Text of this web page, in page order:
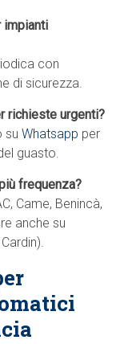
impianti
con
di sicurezza.
richieste urgenti?
suWhatsapp per
guasto.
frequenza?
Came, Benincà,
anche su